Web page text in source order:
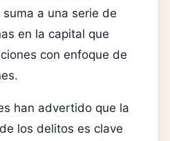
a una serie de
en la capital que
con enfoque de
han advertido que la
los delitos es clave